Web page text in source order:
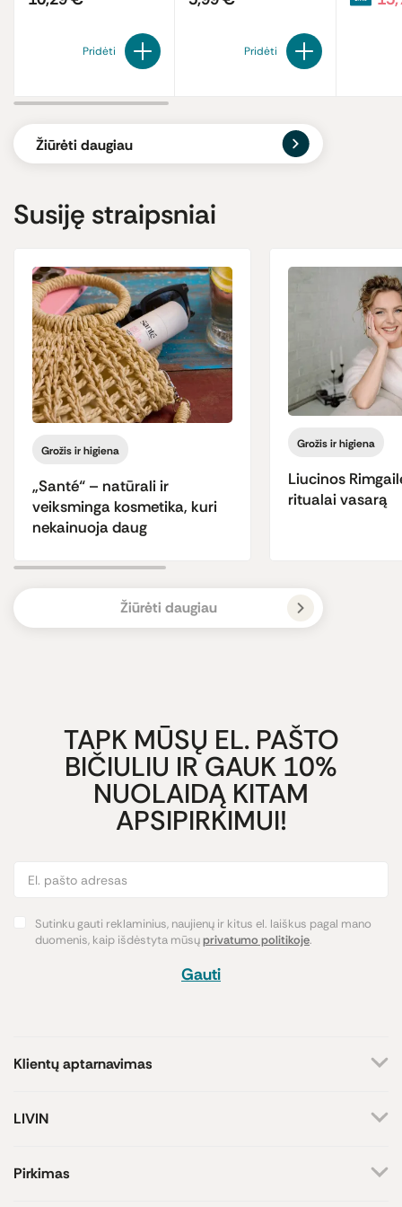
Pridėti Pridėti
Žiūrėti daugiau
Susiję straipsniai
Grožis ir higiena
„Santé“ – natūrali ir
veiksminga kosmetika, kuri
nekainuoja daug
Grožis ir higiena
Liucinos
ritualai vasarą
Žiūrėti daugiau
TAPK MŪSŲ EL. PAŠTO
BIČIULIU IR GAUK 10%
NUOLAIDĄ KITAM
APSIPIRKIMUI!
Sutinku gauti reklaminius, naujienų ir kitus el. laiškus pagal mano
duomenis, kaip išdėstyta mūsųprivatumo politikoje.
Gauti
Klientų aptarnavimas
Rašyti užklausą
Atsakome darbo dienomis
LIVIN
Kontaktai
Pirkimas